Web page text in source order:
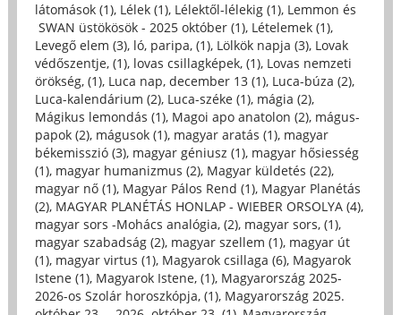
látomások (1), Lélek (1), Lélektől-lélekig (1), Lemmon és
SWAN üstökösök - 2025 október (1), Lételemek (1),
Levegő elem (3), ló, paripa, (1), Lölkök napja (3), Lovak
védőszentje, (1), lovas csillagképek, (1), Lovas nemzeti
örökség, (1), Luca nap, december 13 (1), Luca-búza (2),
Luca-kalendárium (2), Luca-széke (1), mágia (2),
Mágikus lemondás (1), Magoi apo anatolon (2), mágus-
papok (2), mágusok (1), magyar aratás (1), magyar
békemisszió (3), magyar géniusz (1), magyar hősiesség
(1), magyar humanizmus (2), Magyar küldetés (22),
magyar nő (1), Magyar Pálos Rend (1), Magyar Planétás
(2), MAGYAR PLANÉTÁS HONLAP - WIEBER ORSOLYA (4),
magyar sors -Mohács analógia, (2), magyar sors, (1),
magyar szabadság (2), magyar szellem (1), magyar út
(1), magyar virtus (1), Magyarok csillaga (6), Magyarok
Istene (1), Magyarok Istene, (1), Magyarország 2025-
2026-os Szolár horoszkópja, (1), Magyarország 2025.